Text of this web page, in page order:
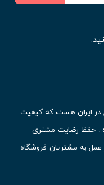
در ایران هست که کیفیت
. حفظ رضایت مشتری
به مشتریان فروشگاه